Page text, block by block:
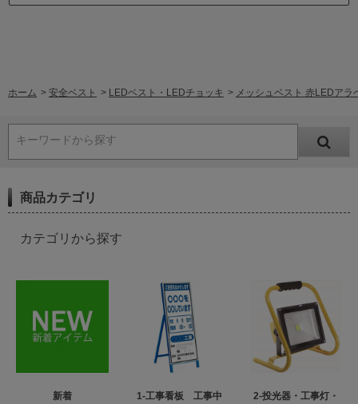
ホーム > 安全ベスト > LEDベスト・LEDチョッキ > メッシュベスト 赤LEDア
キーワードから探す
商品カテゴリ
カテゴリから探す
新着
1-工事看板 工事中
2-投光器・工事灯・